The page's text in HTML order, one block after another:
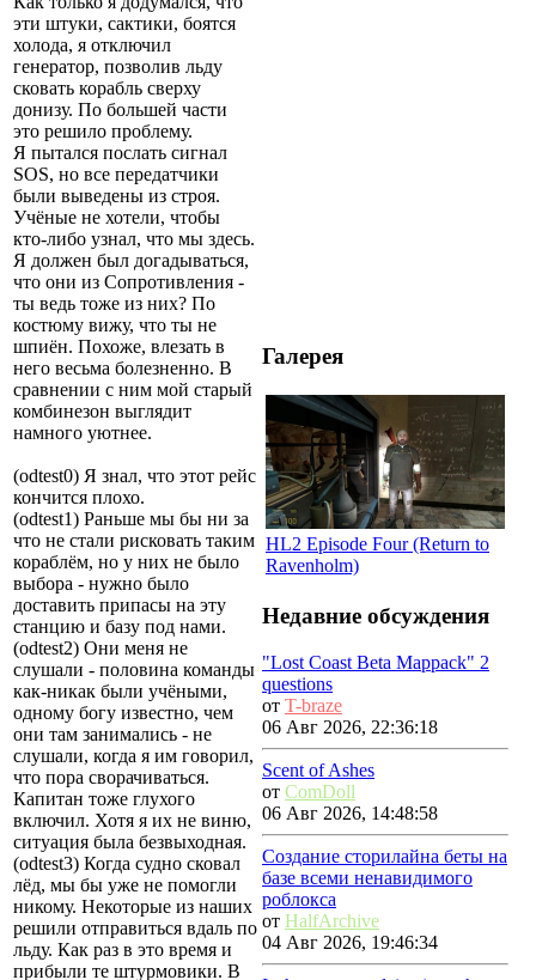
эти штуки, сактики, боятся
холода, я отключил
генератор, позволив льду
сковать корабль сверху
донизу. По большей части
это решило проблему.
Я пытался послать сигнал
SOS, но все передатчики
были выведены из строя.
Учёные не хотели, чтобы
кто-либо узнал, что мы здесь.
Я должен был догадываться,
что они из Сопротивления -
ты ведь тоже из них? По
костюму вижу, что ты не
шпиён. Похоже, влезать в
него весьма болезненно. В
сравнении с ним мой старый
комбинезон выглядит
намного уютнее.
(odtest0) Я знал, что этот рейс
кончится плохо.
(odtest1) Раньше мы бы ни за
что не стали рисковать таким
кораблём, но у них не было
выбора - нужно было
доставить припасы на эту
станцию и базу под нами.
(odtest2) Они меня не
слушали - половина команды
как-никак были учёными,
одному богу известно, чем
они там занимались - не
слушали, когда я им говорил,
что пора сворачиваться.
Капитан тоже глухого
включил. Хотя я их не виню,
ситуация была безвыходная.
(odtest3) Когда судно сковал
лёд, мы бы уже не помогли
никому. Некоторые из наших
решили отправиться вдаль по
льду. Как раз в это время и
прибыли те штурмовики. В
Галерея
HL2 Episode Four (Return to
Ravenholm)
Недавние обсуждения
"Lost Coast Beta Mappack" 2
questions
от T-braze
06 Авг 2026, 22:36:18
Scent of Ashes
от ComDoll
06 Авг 2026, 14:48:58
Создание сторилайна беты на
базе всеми ненавидимого
роблокса
от HalfArchive
04 Авг 2026, 19:46:34